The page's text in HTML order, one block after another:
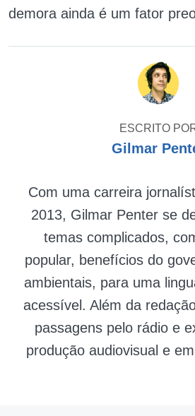
demora ainda é um fator
ESCRITO
Gilmar
Com uma carreira
2013, Gilmar Penter se
temas complicados,
popular, benefícios do
ambientais, para uma
acessível. Além da
passagens pelo rádio e
produção audiovisual e